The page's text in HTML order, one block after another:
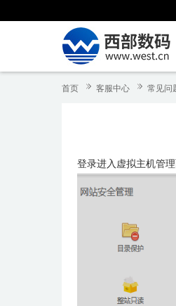
首页 客服中心 常见问
登录进入虚拟主机管